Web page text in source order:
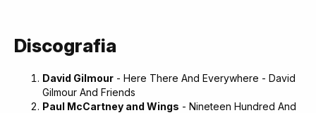
Discografia
David Gilmour - Here There And Everywhere - David
Gilmour And Friends
Paul McCartney and Wings - Nineteen Hundred And